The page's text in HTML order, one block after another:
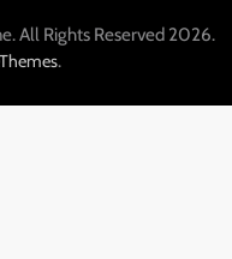
All Rights Reserved 2026.
.